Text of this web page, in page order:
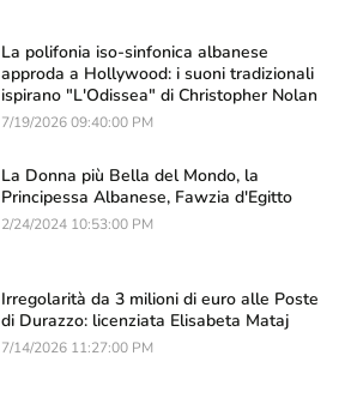
La polifonia iso-sinfonica albanese
approda a Hollywood: i suoni tradizionali
ispirano "L'Odissea" di Christopher Nolan
7/19/2026 09:40:00 PM
La Donna più Bella del Mondo, la
Principessa Albanese, Fawzia d'Egitto
2/24/2024 10:53:00 PM
Irregolarità da 3 milioni di euro alle Poste
di Durazzo: licenziata Elisabeta Mataj
7/14/2026 11:27:00 PM